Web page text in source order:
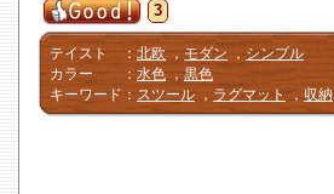
3
テイスト ： 北欧，モダン ， シンプル
カラー
： 水色，黒色
キーワード ： スツール ， ラグマット ， 収納